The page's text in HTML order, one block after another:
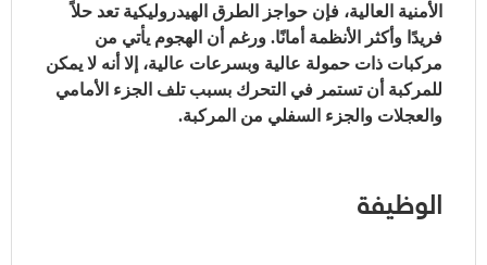
الأمنية العالية، فإن حواجز الطرق الهيدروليكية تعد حلاً
فريدًا وأكثر الأنظمة أمانًا. ورغم أن الهجوم يأتي من
مركبات ذات حمولة عالية وبسرعات عالية، إلا أنه لا يمكن
للمركبة أن تستمر في التحرك بسبب تلف الجزء الأمامي
والعجلات والجزء السفلي من المركبة.
الوظيفة